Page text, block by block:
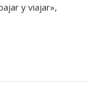
y viajar»,